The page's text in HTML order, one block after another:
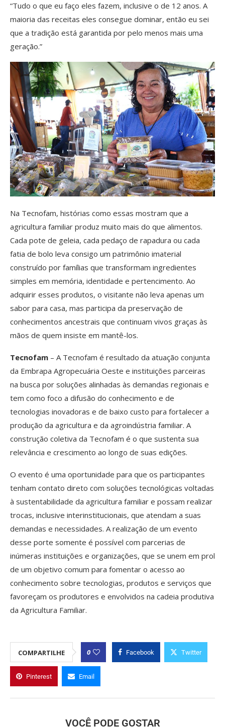
“Tudo o que eu faço eles fazem, inclusive o de 12 anos. A
maioria das receitas eles consegue dominar, então eu sei
que a tradição está garantida por pelo menos mais uma
geração.”
Na Tecnofam, histórias como essas mostram que a
agricultura familiar produz muito mais do que alimentos.
Cada pote de geleia, cada pedaço de rapadura ou cada
fatia de bolo leva consigo um patrimônio imaterial
construído por famílias que transformam ingredientes
simples em memória, identidade e pertencimento. Ao
adquirir esses produtos, o visitante não leva apenas um
sabor para casa, mas participa da preservação de
conhecimentos ancestrais que continuam vivos graças às
mãos de quem insiste em mantê-los.
Tecnofam – A Tecnofam é resultado da atuação conjunta
da Embrapa Agropecuária Oeste e instituições parceiras
na busca por soluções alinhadas às demandas regionais e
tem como foco a difusão do conhecimento e de
tecnologias inovadoras e de baixo custo para fortalecer a
produção da agricultura e da agroindústria familiar. A
construção coletiva da Tecnofam é o que sustenta sua
relevância e crescimento ao longo de suas edições.
O evento é uma oportunidade para que os participantes
tenham contato direto com soluções tecnológicas voltadas
à sustentabilidade da agricultura familiar e possam realizar
trocas, inclusive interinstitucionais, que atendam a suas
demandas e necessidades. A realização de um evento
desse porte somente é possível com parcerias de
inúmeras instituições e organizações, que se unem em prol
de um objetivo comum para fomentar o acesso ao
conhecimento sobre tecnologias, produtos e serviços que
favoreçam os produtores e envolvidos na cadeia produtiva
da Agricultura Familiar.
COMPARTILHE 0 Facebook Twitter
Pinterest Email
VOCÊ PODE GOSTAR